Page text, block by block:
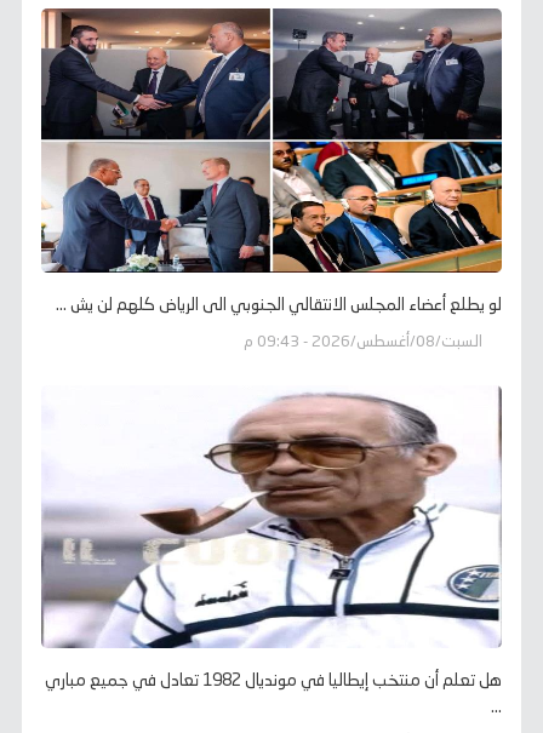
لو يطلع أعضاء المجلس الانتقالي الجنوبي الى الرياض كلهم لن يش ...
السبت/08/أغسطس/2026 - 09:43 م
هل تعلم أن منتخب إيطاليا في مونديال 1982 تعادل في جميع مباري
...